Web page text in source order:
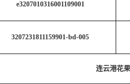
e3207010316001109001
3207231811159901-bd-005
连云港花